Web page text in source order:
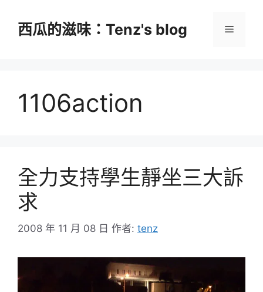
西瓜的滋味：Tenz's blog 選
1106action
全力支持學生靜坐三大訴
求
2008 年 11 月 08 日 作者: tenz